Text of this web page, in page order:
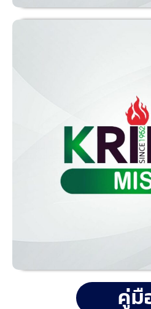
คู่มื